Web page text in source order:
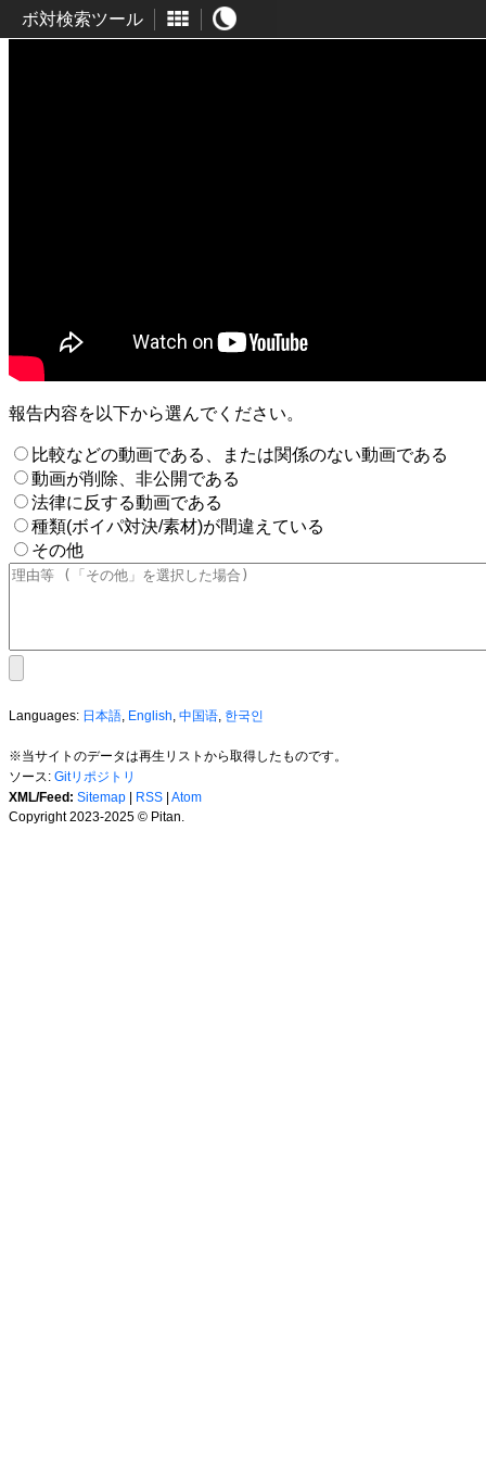
ボ対検索ツール
報告内容を以下から選んでください。
比較などの動画である、または関係のない動画である
動画が削除、非公開である
法律に反する動画である
種類(ボイパ対決/素材)が間違えている
その他
Languages: 日本語, English, 中国语, 한국인
※当サイトのデータは再生リストから取得したものです。
ソース: Gitリポジトリ
XML/Feed: Sitemap RSS Atom
Copyright 2023-2025 © Pitan.